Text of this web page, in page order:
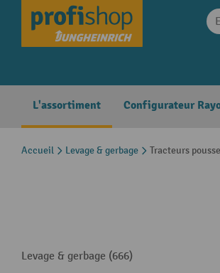
Skip to main navigation
L'assortiment
Accueil Levage & gerbage Tracteurs
Levage & gerbage (666)